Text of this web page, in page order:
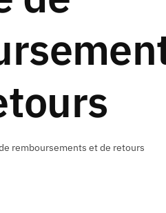
remboursements et de retours